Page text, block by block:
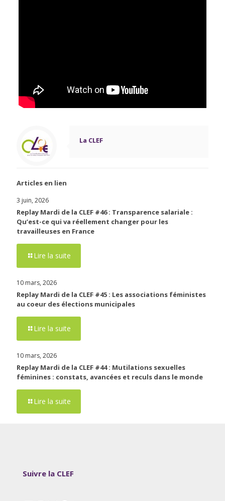
La CLEF
Articles en lien
3 juin, 2026
Replay Mardi de la CLEF #46 : Transparence salariale :
Qu’est-ce qui va réellement changer pour les
travailleuses en France
Lire la suite
10 mars, 2026
Replay Mardi de la CLEF #45 : Les associations féministes
au coeur des élections municipales
Lire la suite
10 mars, 2026
Replay Mardi de la CLEF #44 : Mutilations sexuelles
féminines : constats, avancées et reculs dans le monde
Lire la suite
Suivre la CLEF